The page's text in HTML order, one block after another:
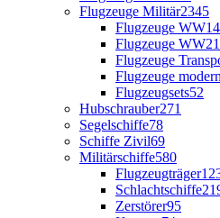
Flugzeuge Militär2345
Flugzeuge WW1
Flugzeuge WW2
Flugzeuge
Flugzeuge modern
Flugzeugsets52
Hubschrauber271
Segelschiffe78
Schiffe Zivil69
Militärschiffe580
Flugzeugträger
Schlachtschiffe
Zerstörer95